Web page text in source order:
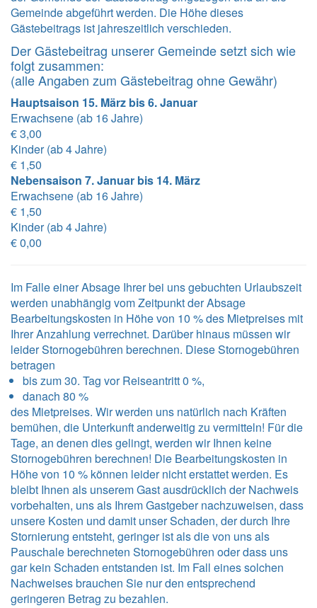
Gemeinde abgeführt werden. Die Höhe dieses
Gästebeitrags ist jahreszeitlich verschieden.
Der Gästebeitrag unserer Gemeinde setzt sich wie
folgt zusammen:
(alle Angaben zum Gästebeitrag ohne Gewähr)
Hauptsaison 15. März bis 6. Januar
Erwachsene (ab 16 Jahre)
€ 3,00
Kinder (ab 4 Jahre)
€ 1,50
Nebensaison 7. Januar bis 14. März
Erwachsene (ab 16 Jahre)
€ 1,50
Kinder (ab 4 Jahre)
€ 0,00
Im Falle einer Absage Ihrer bei uns gebuchten Urlaubszeit
werden unabhängig vom Zeitpunkt der Absage
Bearbeitungskosten in Höhe von 10 % des Mietpreises mit
Ihrer Anzahlung verrechnet. Darüber hinaus müssen wir
leider Stornogebühren berechnen. Diese Stornogebühren
betragen
bis zum 30. Tag vor Reiseantritt 0 %,
danach 80 %
des Mietpreises. Wir werden uns natürlich nach Kräften
bemühen, die Unterkunft anderweitig zu vermitteln! Für die
Tage, an denen dies gelingt, werden wir Ihnen keine
Stornogebühren berechnen! Die Bearbeitungskosten in
Höhe von 10 % können leider nicht erstattet werden. Es
bleibt Ihnen als unserem Gast ausdrücklich der Nachweis
vorbehalten, uns als Ihrem Gastgeber nachzuweisen, dass
unsere Kosten und damit unser Schaden, der durch Ihre
Stornierung entsteht, geringer ist als die von uns als
Pauschale berechneten Stornogebühren oder dass uns
gar kein Schaden entstanden ist. Im Fall eines solchen
Nachweises brauchen Sie nur den entsprechend
geringeren Betrag zu bezahlen.